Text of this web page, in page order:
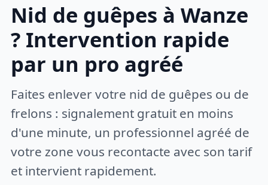
Nid de guêpes à Wanze
? Intervention rapide
par un pro agréé
Faites enlever votre nid de guêpes ou de
frelons : signalement gratuit en moins
d'une minute, un professionnel agréé de
votre zone vous recontacte avec son tarif
et intervient rapidement.